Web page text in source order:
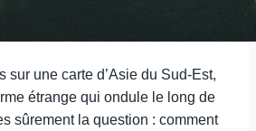
sur une carte d’Asie du Sud-Est,
étrange qui ondule le long de
sûrement la question : comment